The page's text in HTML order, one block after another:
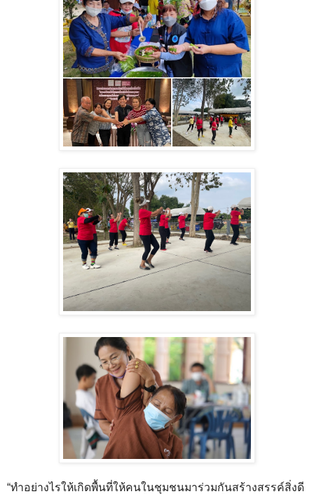
“ทำอย่างไรให้เกิดพื้นที่ให้คนในชุมชนมาร่วมกันสร้างสรรค์สิ่งดี